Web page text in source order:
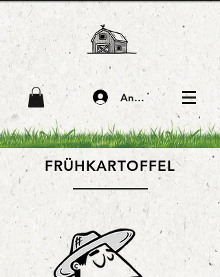
Anmelden
FRÜHKARTOFFEL